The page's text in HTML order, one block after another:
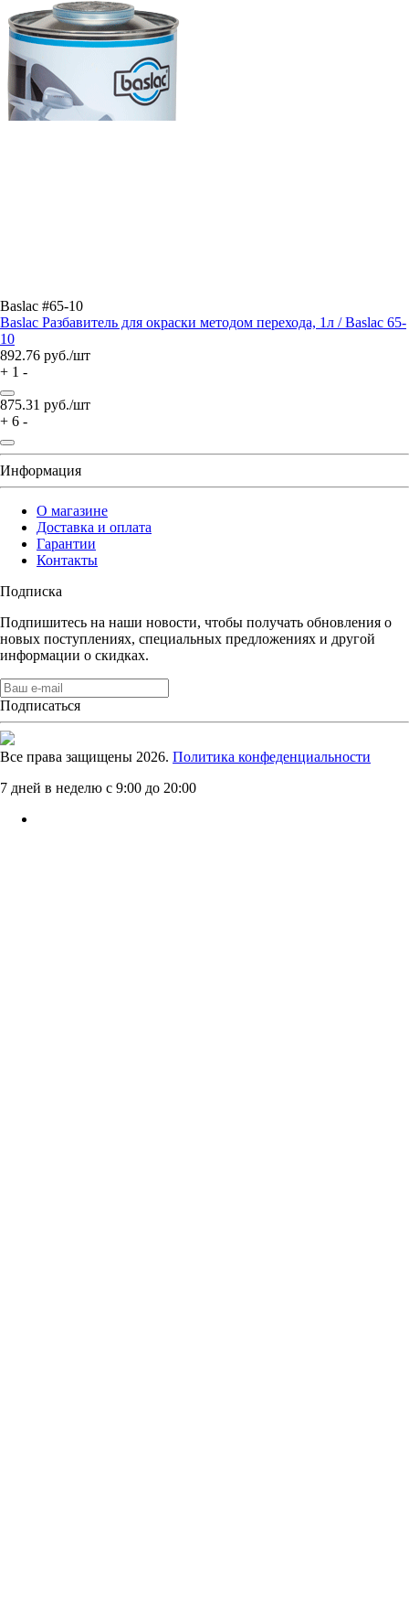
Baslac #65-10
Baslac Разбавитель для окраски методом перехода, 1л / Baslac 65-
10
892.76 руб./шт
+ 1 -
875.31 руб./шт
+ 6 -
Информация
О магазине
Доставка и оплата
Гарантии
Контакты
Подписка
Подпишитесь на наши новости, чтобы получать обновления о
новых поступлениях, специальных предложениях и другой
информации о скидках.
Подписаться
Все права защищены 2026. Политика конфеденциальности
7 дней в неделю с 9:00 до 20:00